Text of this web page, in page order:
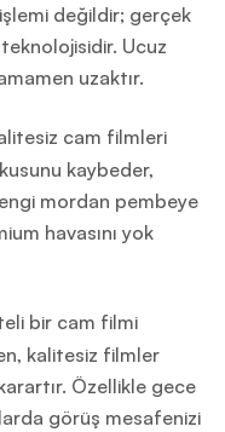
değildir; gerçek
Ucuz
uzaktır.
cam filmleri
kaybeder,
mordan pembeye
havasını yok
bir cam filmi
kalitesiz filmler
Özellikle gece
görüş mesafenizi